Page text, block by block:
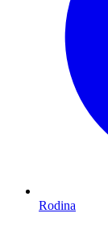
Rodina